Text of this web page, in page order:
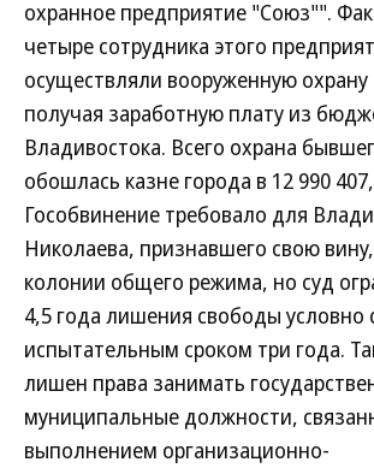
охранное предприятие "Союз"".
четыре сотрудника этого
осуществляли вооруженную охрану
получая заработную плату из
Владивостока. Всего охрана
обошлась казне города в 12 990
Гособвинение требовало для
Николаева, признавшего свою
колонии общего режима, но суд
4,5 года лишения свободы условно
испытательным сроком три года.
лишен права занимать
муниципальные должности,
выполнением организационно-